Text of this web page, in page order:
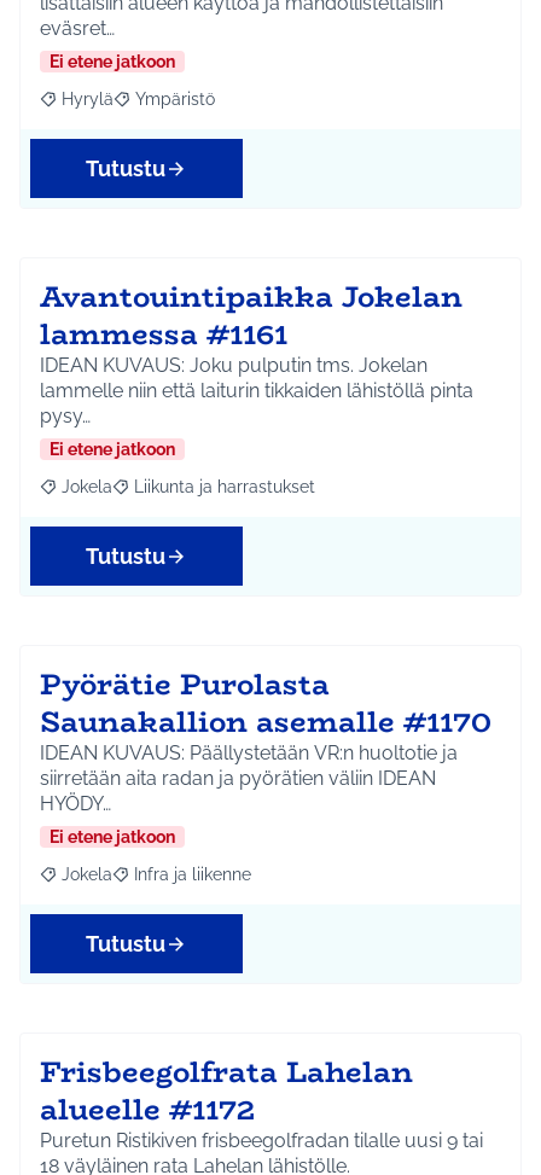
eväsret…
Ei etene jatkoon
Rajaa tulokset aihepiirin mukaan: Hyrylä
Hyrylä Rajaa tulokset teeman mukaan: Ympäristö
Ympäristö
Tutustu
Avantouintipaikka Jokelan
lammessa #1161
IDEAN KUVAUS: Joku pulputin tms. Jokelan
lammelle niin että laiturin tikkaiden lähistöllä pinta
pysy…
Ei etene jatkoon
Rajaa tulokset aihepiirin mukaan: Jokela
Jokela Rajaa tulokset teeman mukaan: Liikunta ja
Liikunta ja harrastukset
Tutustu
Pyörätie Purolasta
Saunakallion asemalle #1170
IDEAN KUVAUS: Päällystetään VR:n huoltotie ja
siirretään aita radan ja pyörätien väliin IDEAN
HYÖDY…
Ei etene jatkoon
Rajaa tulokset aihepiirin mukaan: Jokela
Jokela Rajaa tulokset teeman mukaan: Infra ja liikenne
Infra ja liikenne
Tutustu
Frisbeegolfrata Lahelan
alueelle #1172
Puretun Ristikiven frisbeegolfradan tilalle uusi 9 tai
18 väyläinen rata Lahelan lähistölle.